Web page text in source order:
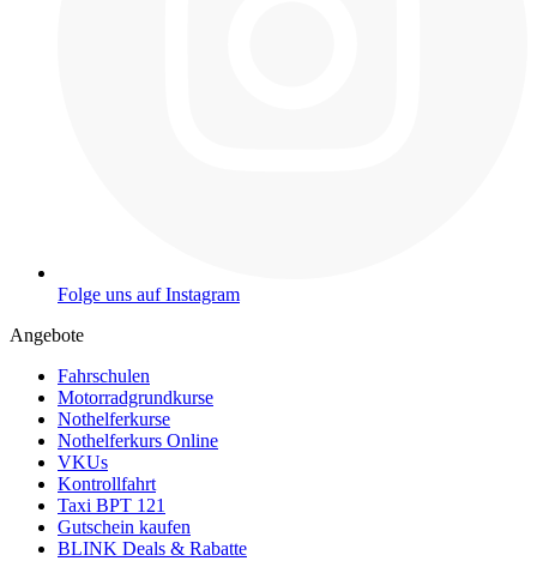
Folge uns auf Instagram
Angebote
Fahrschulen
Motorradgrundkurse
Nothelferkurse
Nothelferkurs Online
VKUs
Kontrollfahrt
Taxi BPT 121
Gutschein kaufen
BLINK Deals & Rabatte